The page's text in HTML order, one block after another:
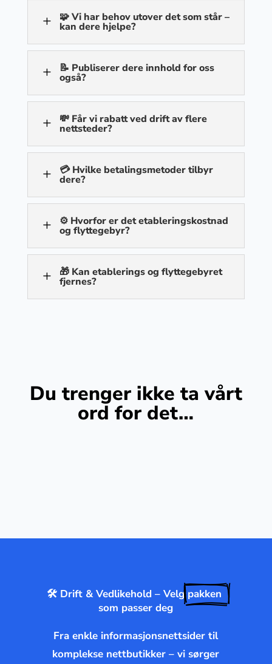
L 🧩 Vi har behov utover det som står –
kan dere hjelpe?
L 📝 Publiserer dere innhold for oss
også?
L 💸 Får vi rabatt ved drift av flere
nettsteder?
L 💳 Hvilke betalingsmetoder tilbyr
dere?
L ⚙️ Hvorfor er det etableringskostnad
og flyttegebyr?
L 🎁 Kan etablerings og flyttegebyret
fjernes?
Du trenger ikke ta vårt
ord for det…
🛠️ Drift & Vedlikehold – Velg pakken
som passer deg
Fra enkle informasjonsnettsider til
komplekse nettbutikker – vi sørger